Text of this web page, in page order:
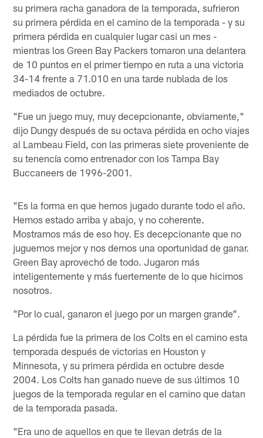
su primera racha ganadora de la temporada, sufrieron
su primera pérdida en el camino de la temporada - y su
primera pérdida en cualquier lugar casi un mes -
mientras los Green Bay Packers tomaron una delantera
de 10 puntos en el primer tiempo en ruta a una victoria
34-14 frente a 71.010 en una tarde nublada de los
mediados de octubre.
"Fue un juego muy, muy decepcionante, obviamente,"
dijo Dungy después de su octava pérdida en ocho viajes
al Lambeau Field, con las primeras siete proveniente de
su tenencía como entrenador con los Tampa Bay
Buccaneers de 1996-2001.
"Es la forma en que hemos jugado durante todo el año.
Hemos estado arriba y abajo, y no coherente.
Mostramos más de eso hoy. Es decepcionante que no
juguemos mejor y nos demos una oportunidad de ganar.
Green Bay aprovechó de todo. Jugaron más
inteligentemente y más fuertemente de lo que hicimos
nosotros.
"Por lo cual, ganaron el juego por un margen grande".
La pérdida fue la primera de los Colts en el camino esta
temporada después de victorias en Houston y
Minnesota, y su primera pérdida en octubre desde
2004. Los Colts han ganado nueve de sus últimos 10
juegos de la temporada regular en el camino que datan
de la temporada pasada.
"Era uno de aquellos en que te llevan detrás de la